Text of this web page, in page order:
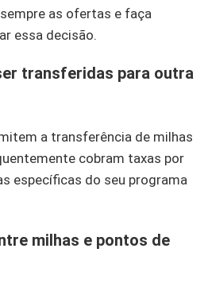
as ofertas e faça
essa decisão.
transferidas para outra
a transferência de milhas
cobram taxas por
específicas do seu programa
milhas e pontos de